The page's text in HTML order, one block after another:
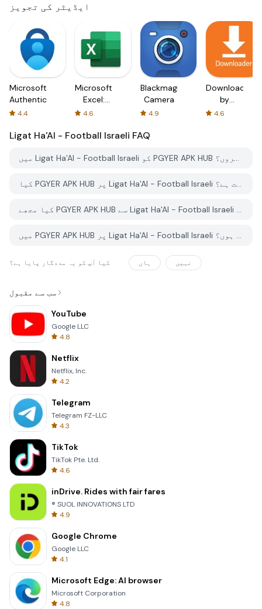
ایڈیٹر کی تجویز
Microsoft
Authenticator
4.4
Microsoft
Excel:
Spreadsheets
4.6
Blackmagic
Camera
4.9
Downloader
by
AFTVnews
4.6
Ligat Ha'Al - Football Israeli FAQ
میں Ligat Ha'Al - Football Israeli کو PGYER APK HUB سے کیسے ڈاؤن لوڈ کروں؟
کیا PGYER APK HUB پر Ligat Ha'Al - Football Israeli کو مفت ڈاؤن لوڈ کرنے کی اجازت ہے؟
کیا مجھے PGYER APK HUB سے Ligat Ha'Al - Football Israeli ڈاؤن لوڈ کرنے کے لئے اکاؤنٹ کی ضرورت ہے؟
میں PGYER APK HUB پر Ligat Ha'Al - Football Israeli کے ساتھ کوئی مسئلہ کیسے رپورٹ کرسکتا ہوں؟
کیا آپ کو یہ مددگار پایا ہے؟ ہاں نہیں
سب سے مقبول
YouTube
Google LLC
4.8
Netflix
Netflix, Inc.
4.2
Telegram
Telegram FZ-LLC
4.3
TikTok
TikTok Pte. Ltd.
4.6
inDrive. Rides with fair fares
® SUOL INNOVATIONS LTD
4.9
Google Chrome
Google LLC
4.1
Microsoft Edge: AI browser
Microsoft Corporation
4.8